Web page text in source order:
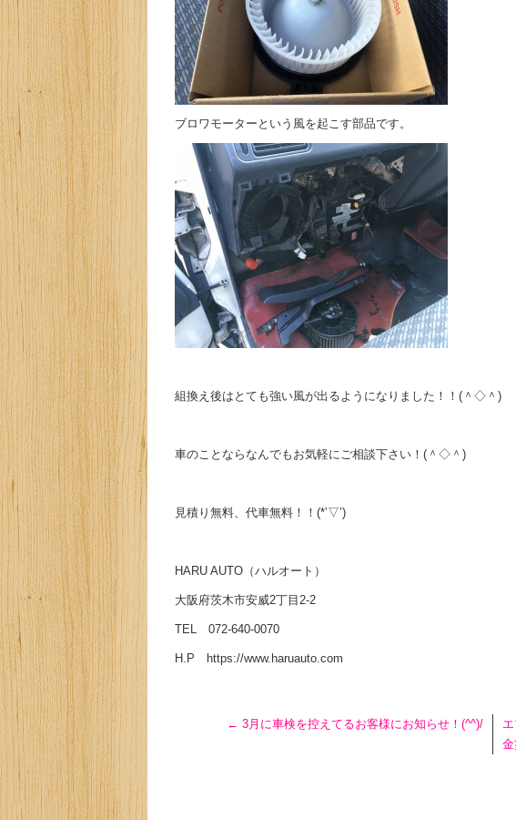
ブロワモーターという風を起こす部品です。
組換え後はとても強い風が出るようになりました！！(＾◇＾)
車のことならなんでもお気軽にご相談下さい！(＾◇＾)
見積り無料、代車無料！！(*’▽’)
HARU AUTO（ハルオート）
大阪府茨木市安威2丁目2-2
TEL 072-640-0070
H.P https://www.haruauto.com
← 3月に車検を控えてるお客様にお知らせ！(^^)/
金